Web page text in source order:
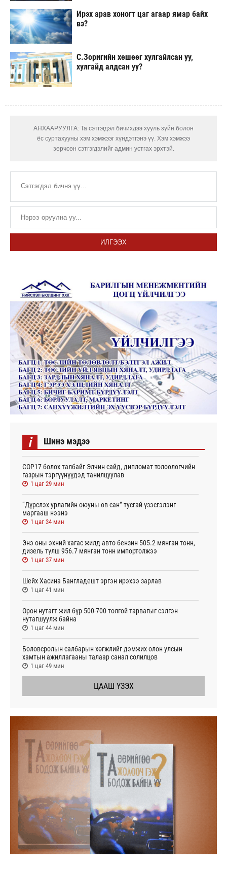
Ирэх арав хоногт цаг агаар ямар байх
вэ?
С.Зоригийн хөшөөг хулгайлсан уу,
хулгайд алдсан уу?
АНХААРУУЛГА: Та сэтгэгдэл бичихдээ хууль зүйн болон
ёс суртахууны хэм хэмжээг хүндэтгэнэ үү. Хэм хэмжээ
зөрчсөн сэтгэгдэлийг админ устгах эрхтэй.
ИЛГЭЭХ
i Шинэ мэдээ
СОР17 болох талбайг Элчин сайд, дипломат төлөөлөгчийн
газрын тэргүүнүүдэд танилцуулав
1 цаг 29 мин
“Дүрслэх урлагийн оюуны өв сан” тусгай үзэсгэлэнг
маргааш нээнэ
1 цаг 34 мин
Энэ оны эхний хагас жилд авто бензин 505.2 мянган тонн,
дизель түлш 956.7 мянган тонн импортолжээ
1 цаг 37 мин
Шейх Хасина Бангладешт эргэн ирэхээ зарлав
1 цаг 41 мин
Орон нутагт жил бүр 500-700 толгой тарвагыг сэлгэн
нутагшуулж байна
1 цаг 44 мин
Боловсролын салбарын хөгжлийг дэмжих олон улсын
хамтын ажиллагааны талаар санал солилцов
1 цаг 49 мин
ЦААШ ҮЗЭХ